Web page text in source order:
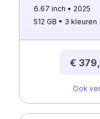
6.67 inch
2025
512 GB
3 kleuren
€
Ook